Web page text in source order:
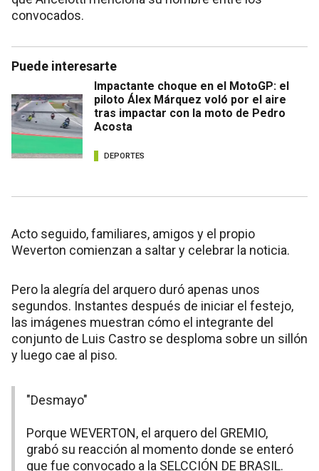
convocados.
Puede interesarte
Impactante choque en el MotoGP: el
piloto Álex Márquez voló por el aire
tras impactar con la moto de Pedro
Acosta
DEPORTES
Acto seguido, familiares, amigos y el propio
Weverton comienzan a saltar y celebrar la noticia.
Pero la alegría del arquero duró apenas unos
segundos. Instantes después de iniciar el festejo,
las imágenes muestran cómo el integrante del
conjunto de Luis Castro se desploma sobre un sillón
y luego cae al piso.
"Desmayo"
Porque WEVERTON, el arquero del GREMIO,
grabó su reacción al momento donde se enteró
que fue convocado a la SELCCIÓN DE BRASIL.